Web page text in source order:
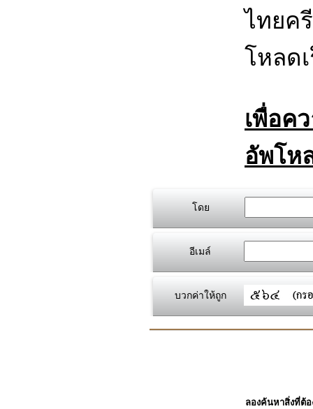
ไทยค
โหลด
เพื่อค
อัพโห
โดย
อีเมล์
บวกค่าให้ถูก
ลองค้นหาสิ่งที่ต้อ